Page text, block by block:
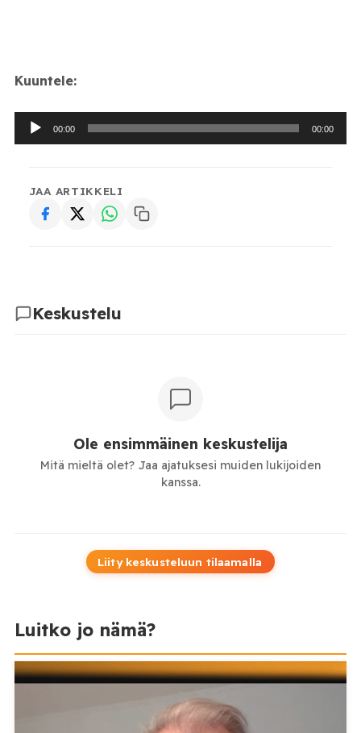
Kuuntele:
Äänitoistin
00:00 00:00
JAA ARTIKKELI
Keskustelu
Ole ensimmäinen keskustelija
Mitä mieltä olet? Jaa ajatuksesi muiden lukijoiden
kanssa.
Liity keskusteluun tilaamalla
Luitko jo nämä?